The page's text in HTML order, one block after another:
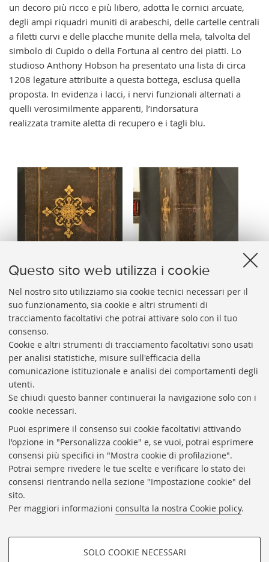
Questo sito web utilizza i cookie
Nel nostro sito utilizziamo sia cookie tecnici necessari per il
suo funzionamento, sia cookie e altri strumenti di
tracciamento facoltativi che potrai attivare solo con il tuo
consenso.
Cookie e altri strumenti di tracciamento facoltativi sono usati
per analisi statistiche, misure sull'efficacia della
comunicazione istituzionale e analisi dei comportamenti degli
utenti.
Se chiudi questo banner continuerai la navigazione solo con i
cookie necessari.
Puoi esprimere il consenso sui cookie facoltativi attivando
l'opzione in "Personalizza cookie" e, se vuoi, potrai esprimere
consensi più specifici in "Mostra cookie di profilazione".
Potrai sempre rivedere le tue scelte e verificare lo stato dei
consensi rientrando nella sezione "Impostazione cookie" del
sito.
Per maggiori informazioni consulta la nostra Cookie policy.
SOLO COOKIE NECESSARI
un decoro più ricco e più libero, adotta le cornici arcuate,
degli ampi riquadri muniti di arabeschi, delle cartelle centrali
a filetti curvi e delle placche munite della mela, talvolta del
simbolo di Cupido o della Fortuna al centro dei piatti. Lo
studioso Anthony Hobson ha presentato una lista di circa
1208 legature attribuite a questa bottega, esclusa quella
proposta. In evidenza i lacci, i nervi funzionali alternati a
quelli verosimilmente apparenti, l’indorsatura
realizzata tramite aletta di recupero e i tagli blu.
PrecedenteSuccessivo